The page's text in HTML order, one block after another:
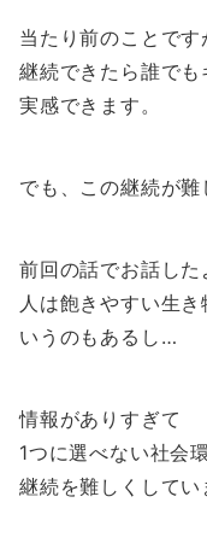
当たり前のことです
継続できたら誰で
実感できます。
でも、この継続が難
前回の話でお話した
人は飽きやすい生き
いうのもあるし…
情報がありすぎて
1つに選べない社会
継続を難しくしてい